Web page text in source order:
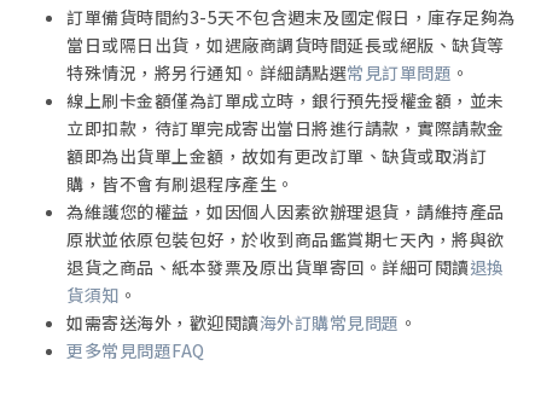
訂單備貨時間約3-5天不包含週末及國定假日，庫存足夠為
當日或隔日出貨，如遇廠商調貨時間延長或絕版、缺貨等
特殊情況，將另行通知。詳細請點選常見訂單問題 。
線上刷卡金額僅為訂單成立時，銀行預先授權金額，並未
立即扣款，待訂單完成寄出當日將進行請款，實際請款金
額即為出貨單上金額，故如有更改訂單、缺貨或取消訂
購，皆不會有刷退程序產生。
為維護您的權益，如因個人因素欲辦理退貨，請維持產品
原狀並依原包裝包好，於收到商品鑑賞期七天內，將與欲
退貨之商品、紙本發票及原出貨單寄回。詳細可閱讀退換
貨須知 。
如需寄送海外，歡迎閱讀海外訂購常見問題 。
更多常見問題FAQ